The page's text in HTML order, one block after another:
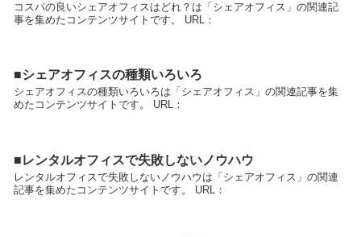
コスパの良いシェアオフィスはどれ？は「シェアオフィス」の関連記
事を集めたコンテンツサイトです。 URL：
■シェアオフィスの種類いろいろ
シェアオフィスの種類いろいろは「シェアオフィス」の関連記事を集
めたコンテンツサイトです。 URL：
■レンタルオフィスで失敗しないノウハウ
レンタルオフィスで失敗しないノウハウは「シェアオフィス」の関連
記事を集めたコンテンツサイトです。 URL：